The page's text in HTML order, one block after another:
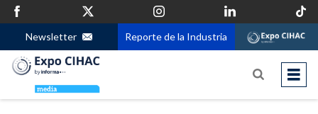
Newsletter Reporte de la Industria